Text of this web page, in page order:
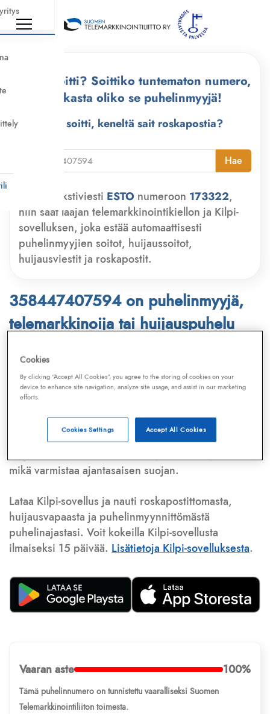
Kuka soitti? Soittiko tuntematon numero,
tarkasta oliko se puhelinmyyjä!
Kuka soitti, keneltä sait roskapostia?
Hae
Lähetä tekstiviesti ESTO numeroon 173322,
niin saat laajan telemarkkinointikiellon ja Kilpi-
sovelluksen, joka estää automaattisesti
puhelinmyyjien soitot, huijaussoitot,
huijausviestit ja roskapostit.
358447407594 on puhelinmyyjä,
telemarkkinoija tai huijauspuhelu
Puhelinnumero
Telemarkkinointiliiton jaKilpi-sovelluksen
tietokannasta, joka kattaa satoja tuhansia
Lisäksi tunnistamme automaattisesti, jos kyseessä on
puhelinhuijarin numero, sähköpostiosoitetai
huijausviesti. Tietokantaamme päivitetään jatkuvasti,
mikä varmistaa ajantasaisen suojan.
Lataa Kilpi-sovellus ja nauti roskapostittomasta,
huijausvapaasta ja puhelinmyynnittömästä
puhelinajastasi. Voit kokeilla Kilpi-sovellusta
ilmaiseksi 15 päivää. Lisätietoja Kilpi-sovelluksesta.
Vaaran aste 100%
Tämä puhelinnumero on tunnistettu vaaralliseksi Suomen
Telemarkkinointiliiton toimesta.
Cookies
By clicking “Accept All Cookies”, you agree to the storing of cookies on your
device to enhance site navigation, analyze site usage, and assist in our marketing
efforts.
Accept All Cookies
Cookies Settings